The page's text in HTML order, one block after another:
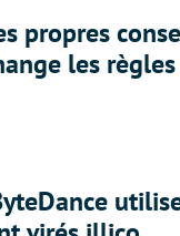
propres
les règles